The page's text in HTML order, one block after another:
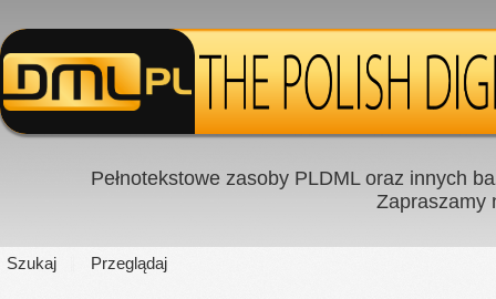
Pełnotekstowe zasoby PLDML oraz innych
Zapraszamy
Szukaj Przeglądaj